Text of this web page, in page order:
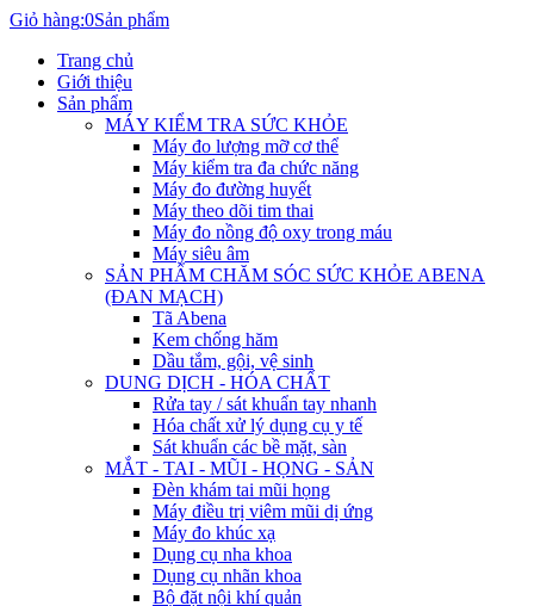
Giỏ hàng:0Sản phẩm
Trang chủ
Giới thiệu
Sản phẩm
MÁY KIỂM TRA SỨC KHỎE
Máy đo lượng mỡ cơ thể
Máy kiểm tra đa chức năng
Máy đo đường huyết
Máy theo dõi tim thai
Máy đo nồng độ oxy trong máu
Máy siêu âm
SẢN PHẨM CHĂM SÓC SỨC KHỎE ABENA
(ĐAN MẠCH)
Tã Abena
Kem chống hăm
Dầu tắm, gội, vệ sinh
DUNG DỊCH - HÓA CHẤT
Rửa tay / sát khuẩn tay nhanh
Hóa chất xử lý dụng cụ y tế
Sát khuẩn các bề mặt, sàn
MẮT - TAI - MŨI - HỌNG - SẢN
Đèn khám tai mũi họng
Máy điều trị viêm mũi dị ứng
Máy đo khúc xạ
Dụng cụ nha khoa
Dụng cụ nhãn khoa
Bộ đặt nội khí quản